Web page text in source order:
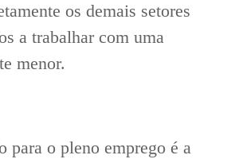
os demais setores
a trabalhar com uma
menor.
para o pleno emprego é a